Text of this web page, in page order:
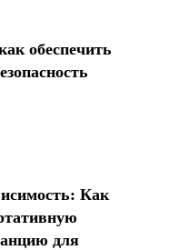
обеспечить
Как
для